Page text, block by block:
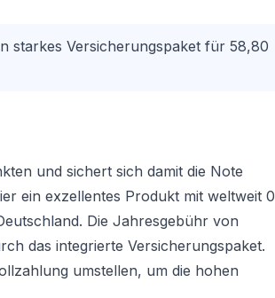
starkes Versicherungspaket für 58,80
und sichert sich damit die Note
ein exzellentes Produkt mit weltweit 0
Die Jahresgebühr von
das integrierte Versicherungspaket.
umstellen, um die hohen